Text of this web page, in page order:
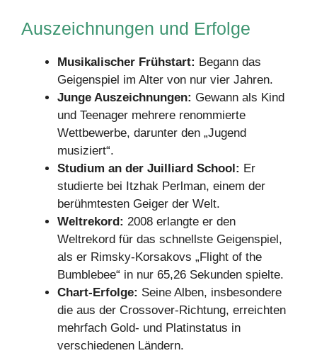
Auszeichnungen und Erfolge
Musikalischer Frühstart: Begann das
Geigenspiel im Alter von nur vier Jahren.
Junge Auszeichnungen: Gewann als Kind
und Teenager mehrere renommierte
Wettbewerbe, darunter den „Jugend
musiziert“.
Studium an der Juilliard School: Er
studierte bei Itzhak Perlman, einem der
berühmtesten Geiger der Welt.
Weltrekord: 2008 erlangte er den
Weltrekord für das schnellste Geigenspiel,
als er Rimsky-Korsakovs „Flight of the
Bumblebee“ in nur 65,26 Sekunden spielte.
Chart-Erfolge: Seine Alben, insbesondere
die aus der Crossover-Richtung, erreichten
mehrfach Gold- und Platinstatus in
verschiedenen Ländern.